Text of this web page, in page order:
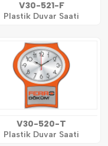
V30-521-F
Plastik Duvar Saati
V30-520-T
Plastik Duvar Saati